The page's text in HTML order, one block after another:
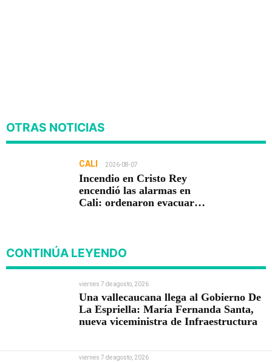
OTRAS NOTICIAS
CALI 2026-08-07
Incendio en Cristo Rey
encendió las alarmas en
Cali: ordenaron evacuar
CONTINÚA LEYENDO
viernes 7 de agosto, 2026
Una vallecaucana llega al Gobierno De
La Espriella: María Fernanda Santa,
nueva viceministra de Infraestructura
viernes 7 de agosto, 2026